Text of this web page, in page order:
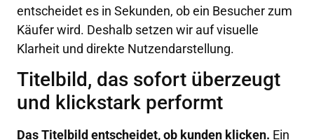
entscheidet es in Sekunden, ob ein Besucher zum
Käufer wird. Deshalb setzen wir auf visuelle
Klarheit und direkte Nutzendarstellung.
Titelbild, das sofort überzeugt
und klickstark performt
Das Titelbild entscheidet, ob kunden klicken. Ein